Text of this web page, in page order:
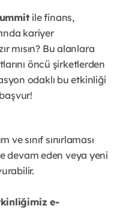
ile finans,
kariyer
mısın? Bu alanlara
öncü şirketlerden
odaklı bu etkinliği
sınıf sınırlaması
devam eden veya yeni
e-